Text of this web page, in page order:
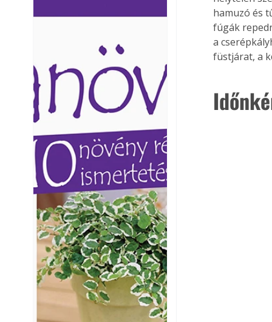
Ezermester
Laptapir kényelmes
mert: – t
hamuzó és
fúgák
a
füstjárat, a